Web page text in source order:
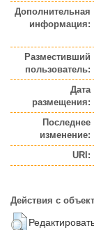
Дополнительная
информация:
Разместивший
пользователь:
Дата
размещения:
Последнее
изменение:
URI:
Действия с